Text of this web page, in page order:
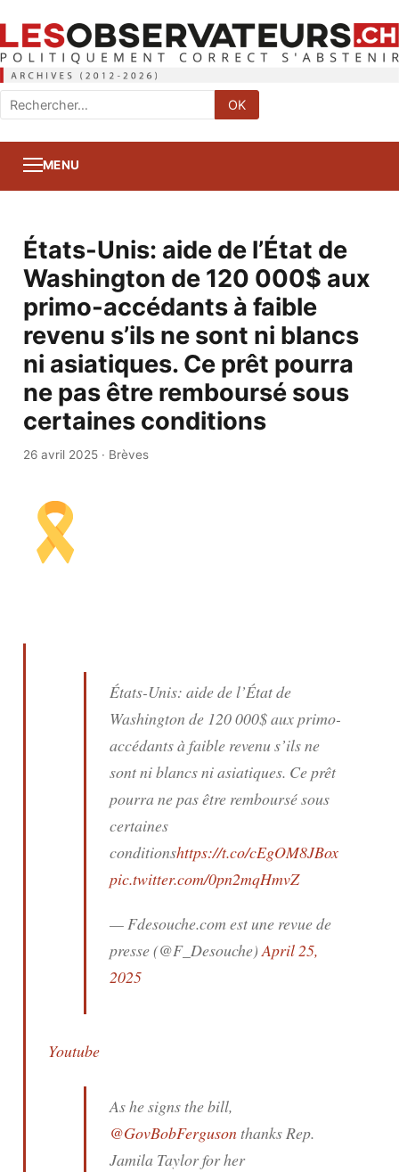
Rechercher
:
OK
MENU
États-Unis: aide de l’État de
Washington de 120 000$ aux
primo-accédants à faible
revenu s’ils ne sont ni blancs
ni asiatiques. Ce prêt pourra
ne pas être remboursé sous
certaines conditions
26 avril 2025· Brèves
États-Unis: aide de l’État de
Washington de 120 000$ aux primo-
accédants à faible revenu s’ils ne
sont ni blancs ni asiatiques. Ce prêt
pourra ne pas être remboursé sous
certaines
conditionshttps://t.co/cEgOM8JBox
pic.twitter.com/0pn2mqHmvZ
— Fdesouche.com est une revue de
presse (@F_Desouche)April 25,
2025
Youtube
As he signs the bill,
@GovBobFergusonthanks Rep.
Jamila Taylor for her